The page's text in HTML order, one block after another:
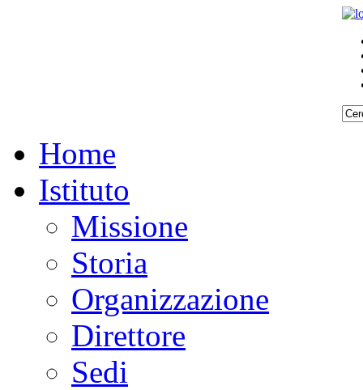
Home
Istituto
Missione
Storia
Organizzazione
Direttore
Sedi